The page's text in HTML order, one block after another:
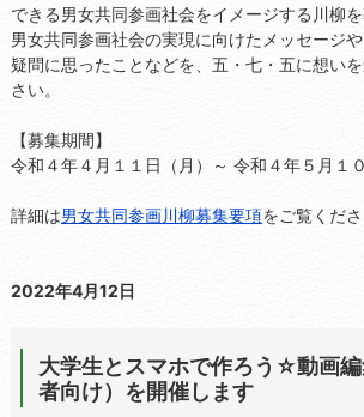
できる男女共同参画社会をイメージする川柳を
男女共同参画社会の実現に向けたメッセージ
疑問に思ったことなどを、五・七・五に想い
さい。
【募集期間】
令和４年４月１１日（月）～ 令和４年５月１０
詳細は男女共同参画川柳募集要項をご覧くださ
2022年4月12日
大学生とスマホで作ろう☆動画
者向け）を開催します